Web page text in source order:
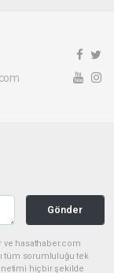
Gönder
ve hasathaber.com
tüm sorumluluğu tek
hiçbir şekilde